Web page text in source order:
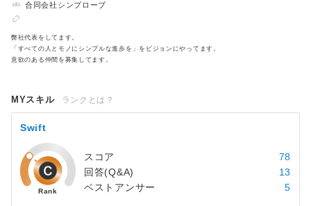
合同会社シンプローブ
弊社代表をしてます。
「すべての人とモノにシンプルな進歩を」をビジョンにやってます。
意欲のある仲間を募集してます。
MYスキル ランクとは？
Swift
スコア
78
回答(Q&A)
13
ベストアンサー
5